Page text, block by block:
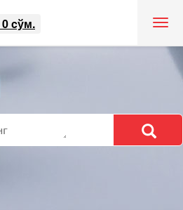
0cўм.